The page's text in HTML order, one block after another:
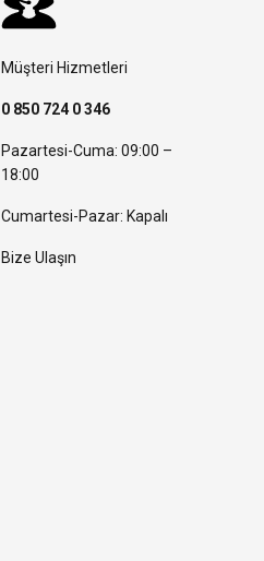
Müşteri Hizmetleri
0 850 724 0 346
Pazartesi-Cuma: 09:00 –
18:00
Cumartesi-Pazar: Kapalı
Bize Ulaşın